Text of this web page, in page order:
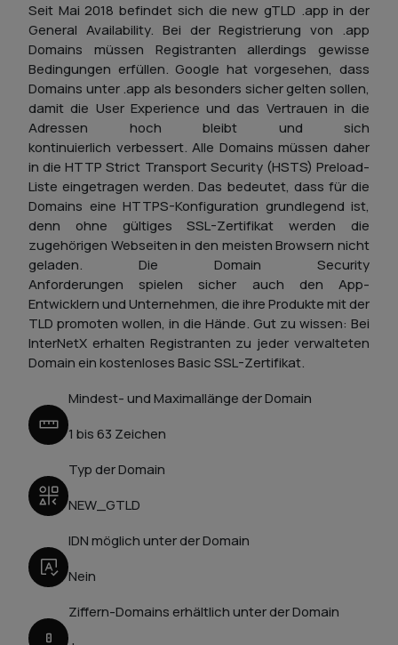
Seit Mai 2018 befindet sich die new gTLD .app in der
General Availability. Bei der Registrierung von .app
Domains müssen Registranten allerdings gewisse
Bedingungen erfüllen. Google hat vorgesehen, dass
Domains unter .app als besonders sicher gelten sollen,
damit die User Experience und das Vertrauen in die
Adressen hoch bleibt und sich
kontinuierlich verbessert. Alle Domains müssen daher
in die HTTP Strict Transport Security (HSTS) Preload-
Liste eingetragen werden. Das bedeutet, dass für die
Domains eine HTTPS-Konfiguration grundlegend ist,
denn ohne gültiges SSL-Zertifikat werden die
zugehörigen Webseiten in den meisten Browsern nicht
geladen. Die Domain Security
Anforderungen spielen sicher auch den App-
Entwicklern und Unternehmen, die ihre Produkte mit der
TLD promoten wollen, in die Hände. Gut zu wissen: Bei
InterNetX erhalten Registranten zu jeder verwalteten
Domain ein kostenloses Basic SSL-Zertifikat.
Mindest- und Maximallänge der Domain
1 bis 63 Zeichen
Typ der Domain
NEW_GTLD
IDN möglich unter der Domain
Nein
Ziffern-Domains erhältlich unter der Domain